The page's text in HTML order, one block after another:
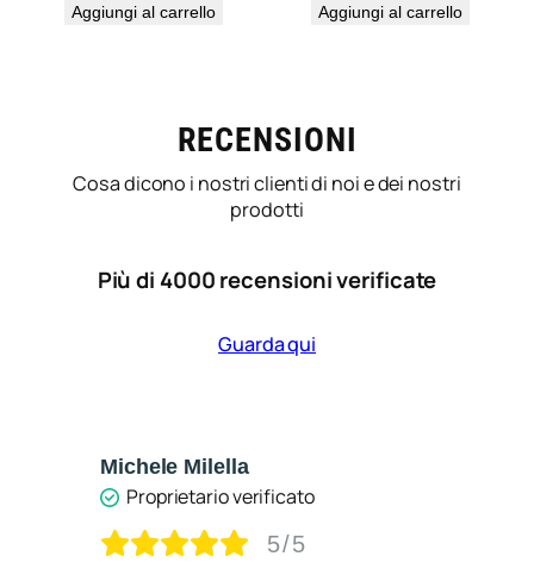
Aggiungi al carrello Aggiungi al carrello
RECENSIONI
Cosa dicono i nostri clienti di noi e dei nostri
prodotti
Più di 4000 recensioni verificate
Guarda qui
Michele Milella
Proprietario verificato
5/5